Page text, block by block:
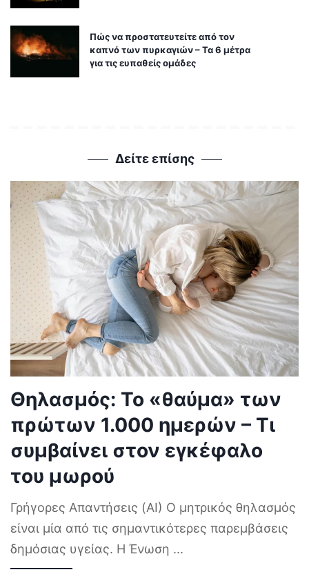
Πώς να προστατευτείτε από τον
καπνό των πυρκαγιών – Τα 6 μέτρα
για τις ευπαθείς ομάδες
Δείτε επίσης
Θηλασμός: Το «θαύμα» των
πρώτων 1.000 ημερών – Τι
συμβαίνει στον εγκέφαλο
του μωρού
Γρήγορες Απαντήσεις (AI) Ο μητρικός θηλασμός
είναι μία από τις σημαντικότερες παρεμβάσεις
δημόσιας υγείας. Η Ένωση ...